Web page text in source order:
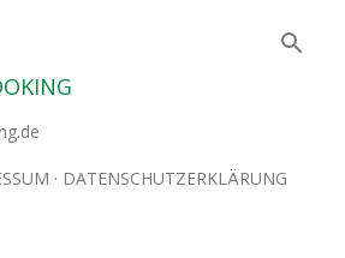
DATENSCHUTZERKLÄRUNG